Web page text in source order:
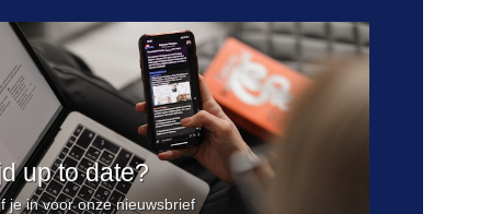
up to date?
je in voor onze nieuwsbrief